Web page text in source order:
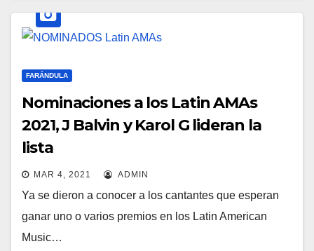
FARÁNDULA
Nominaciones a los Latin AMAs
2021, J Balvin y Karol G lideran la
lista
MAR 4, 2021 ADMIN
Ya se dieron a conocer a los cantantes que esperan
ganar uno o varios premios en los Latin American
Music…